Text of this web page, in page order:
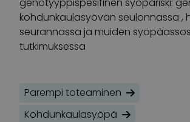
kohdunkaulasyövän seulonnassa ,
seurannassa ja muiden
tutkimuksessa
Parempi toteaminen
Kohdunkaulasyöpä